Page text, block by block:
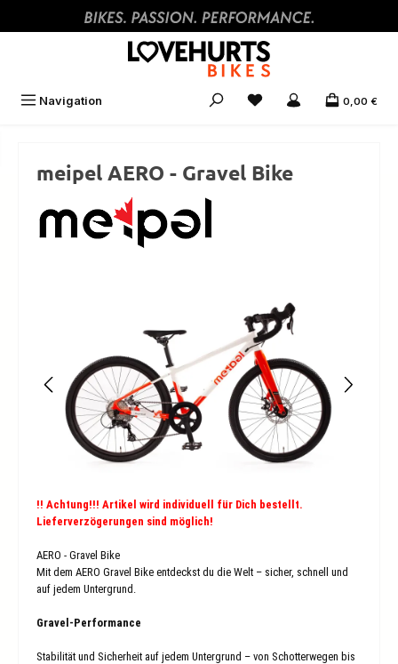
Zum Hauptinhalt springen
Navigation 0,00 €
meipel AERO - Gravel Bike
!! Achtung!!! Artikel wird individuell für Dich bestellt.
Lieferverzögerungen sind möglich!
AERO - Gravel Bike
Mit dem AERO Gravel Bike entdeckst du die Welt – sicher, schnell und
auf jedem Untergrund.
Gravel-Performance
Stabilität und Sicherheit auf jedem Untergrund – von Schotterwegen bis